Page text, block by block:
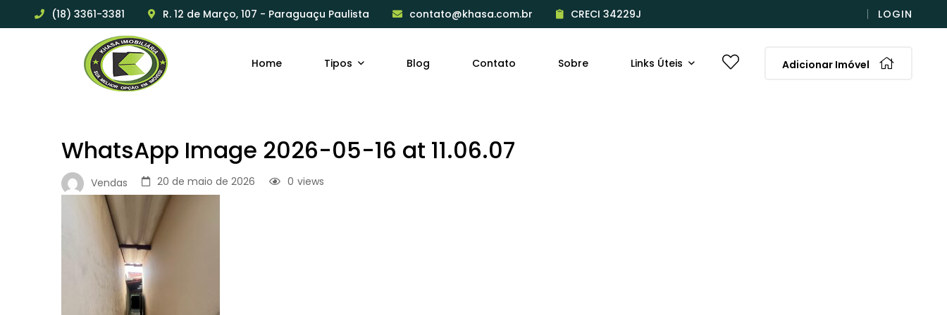
(18) 3361-3381 R. 12 de Março, 107 - Paraguaçu Paulista contato@khasa.com.br CRECI 34229J LOGIN
Home Tipos Blog Contato Sobre Links Úteis Adicionar Imóvel
WhatsApp Image 2026-05-16 at 11.06.07
Vendas 20 de maio de 2026 views
0